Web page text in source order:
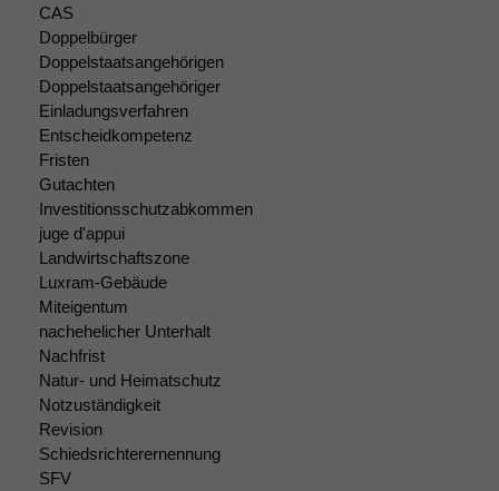
CAS
Doppelbürger
Doppelstaatsangehörigen
Doppelstaatsangehöriger
Einladungsverfahren
Entscheidkompetenz
Fristen
Gutachten
Investitionsschutzabkommen
juge d'appui
Landwirtschaftszone
Luxram-Gebäude
Miteigentum
nachehelicher Unterhalt
Nachfrist
Natur- und Heimatschutz
Notzuständigkeit
Revision
Schiedsrichterernennung
SFV